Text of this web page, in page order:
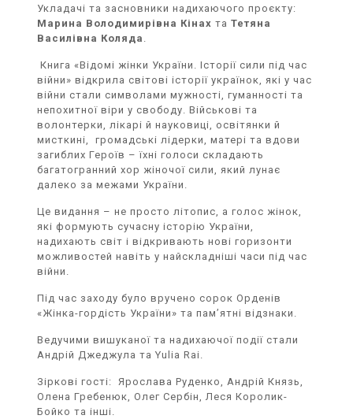
Укладачі та засновники надихаючого проєкту:
Марина Володимирівна Кінах та Тетяна
Василівна Коляда .
Книга «Відомі жінки України. Історії сили під час
війни» відкрила світові історії українок, які у час
війни стали символами мужності, гуманності та
непохитної віри у свободу. Військові та
волонтерки, лікарі й науковиці, освітянки й
мисткині, громадські лідерки, матері та вдови
загиблих Героїв – їхні голоси складають
багатогранний хор жіночої сили, який лунає
далеко за межами України.
Це видання – не просто літопис, а голос жінок,
які формують сучасну історію України,
надихають світ і відкривають нові горизонти
можливостей навіть у найскладніші часи під час
війни.
Під час заходу було вручено сорок Орденів
«Жінка-гордість України» та пам’ятні відзнаки.
Ведучими вишуканої та надихаючої події стали
Андрій Джеджула та Yulia Rai.
Зіркові гості: Ярослава Руденко, Андрій Князь,
Олена Гребенюк, Олег Сербін, Леся Королик-
Бойко та інші.